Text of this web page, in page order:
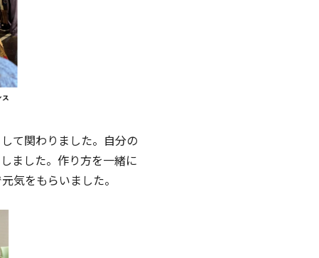
て関わりました。自分の
ました。作り方を一緒に
気をもらいました。